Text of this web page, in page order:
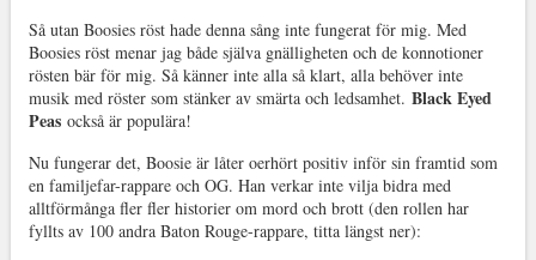
Så utan Boosies röst hade denna sång inte fungerat för mig. Med
Boosies röst menar jag både själva gnälligheten och de konnotioner
rösten bär för mig. Så känner inte alla så klart, alla behöver inte
musik med röster som stänker av smärta och ledsamhet. Black Eyed
Peas också är populära!
Nu fungerar det, Boosie är låter oerhört positiv inför sin framtid som
en familjefar-rappare och OG. Han verkar inte vilja bidra med
alltförmånga fler fler historier om mord och brott (den rollen har
fyllts av 100 andra Baton Rouge-rappare, titta längst ner):